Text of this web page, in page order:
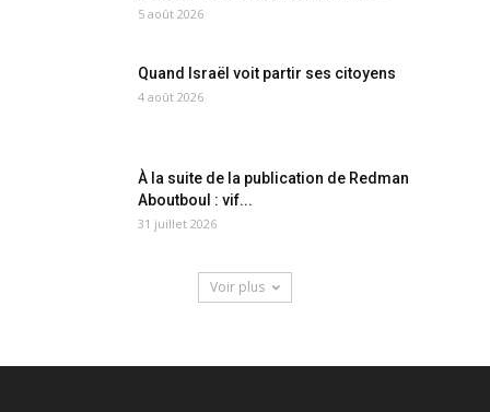
5 août 2026
Quand Israël voit partir ses citoyens
4 août 2026
À la suite de la publication de Redman
Aboutboul : vif...
31 juillet 2026
Voir plus